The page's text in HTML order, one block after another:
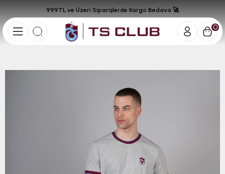
0
999TL ve Üzeri Siparişlerde Kargo Bedava 🚀